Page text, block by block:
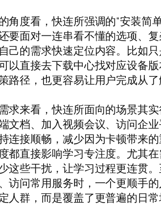
角度看，快连所强调的“安装简
要面对一连串看不懂的选项、
己的需求快速定位内容。比如
以直接去下载中心找对应设备
路径，也更容易让用户完成从了
求来看，快连所面向的场景其
文档、加入视频会议、访问企
连接顺畅，减少因为卡顿带来
都直接影响学习专注度。尤其
这些干扰，让学习过程更连贯
访问常用服务时，一个更顺手
人群，而是覆盖了更普遍的日常